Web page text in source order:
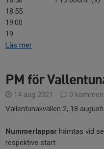
18.55
19.00
19....
Läs mer
PM för
14 aug 2021
0
Vallentunakvällen 2, 18 augusti
Nummerlappar hämtas vid
respektive start.